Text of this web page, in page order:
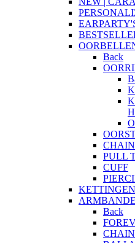
Back
CHAIN
PULL
CUFF
KETTINGEN
Back
CHAIN